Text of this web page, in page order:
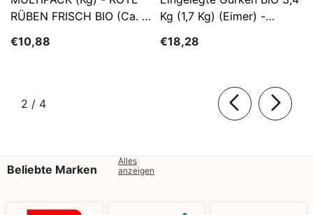
RÜBEN FRISCH BIO (ca. 5
€10,88
Kg (1,7 Kg) (Eimer) -
€18,28
2 / von
4
Beliebte Marken
Alles
anzeigen